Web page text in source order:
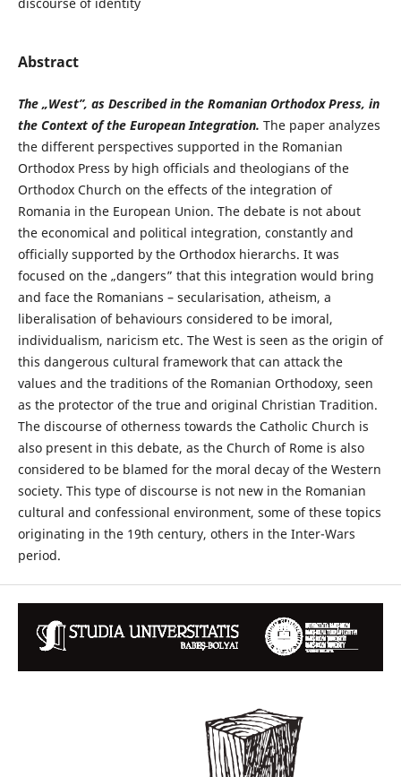
Abstract
The „West”, as Described in the Romanian Orthodox Press, in
the Context of the European Integration. The paper analyzes
the different perspectives supported in the Romanian
Orthodox Press by high officials and theologians of the
Orthodox Church on the effects of the integration of
Romania in the European Union. The debate is not about
the economical and political integration, constantly and
officially supported by the Orthodox hierarchs. It was
focused on the „dangers” that this integration would bring
and face the Romanians – secularisation, atheism, a
liberalisation of behaviours considered to be imoral,
individualism, naricism etc. The West is seen as the origin of
this dangerous cultural framework that can attack the
values and the traditions of the Romanian Orthodoxy, seen
as the protector of the true and original Christian Tradition.
The discourse of otherness towards the Catholic Church is
also present in this debate, as the Church of Rome is also
considered to be blamed for the moral decay of the Western
society. This type of discourse is not new in the Romanian
cultural and confessional environment, some of these topics
originating in the 19th century, others in the Inter-Wars
period.